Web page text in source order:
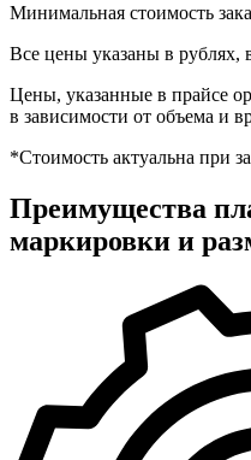
Минимальная стоимость
Все цены указаны в
Цены, указанные в прайсе
в зависимости от объема и
*Стоимость актуальна при
Преимущества
маркировки и